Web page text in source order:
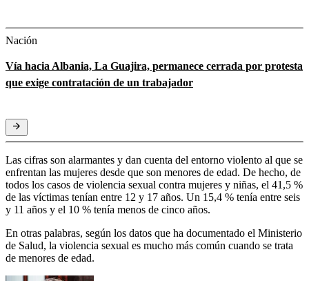
Nación
Vía hacia Albania, La Guajira, permanece cerrada por protesta
que exige contratación de un trabajador
Las cifras son alarmantes y dan cuenta del entorno violento al que se
enfrentan las mujeres desde que son menores de edad. De hecho, de
todos los casos de violencia sexual contra mujeres y niñas, el 41,5 %
de las víctimas tenían entre 12 y 17 años. Un 15,4 % tenía entre seis
y 11 años y el 10 % tenía menos de cinco años.
En otras palabras, según los datos que ha documentado el Ministerio
de Salud, la violencia sexual es mucho más común cuando se trata
de menores de edad.